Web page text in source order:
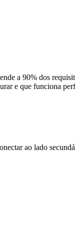
a 90% dos
e que funciona
ao lado